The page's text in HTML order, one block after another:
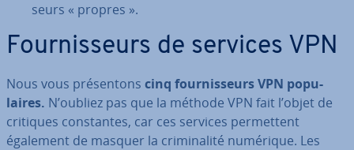
seurs « propres ».
Four­nis­seurs de services VPN
Nous vous pré­sen­tons cinq four­nis­seurs VPN po­pu­
laires. N’oubliez pas que la méthode VPN fait l’objet de
critiques cons­tantes, car ces services per­met­tent
également de masquer la cri­mi­na­lité numérique. Les